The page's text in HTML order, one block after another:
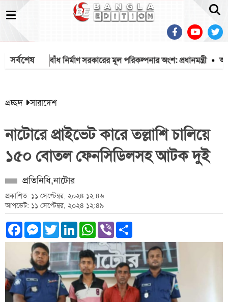
সর্বশেষবেড়িবাঁধ নির্মাণ সরকারের মূল পরিকল্পনার অংশ: প্রধানমন্ত্রী
প্রচ্ছদ সারাদেশ
নাটোরে প্রাইভেট কারে তল্লাশি চালিয়ে
১৫০ বোতল ফেনসিডিলসহ আটক দুই
প্রতিনিধি,নাটোর
প্রকাশিত: ১১ সেপ্টেম্বর, ২০২৪ ১২:৪৬
আপডেট: ১১ সেপ্টেম্বর, ২০২৪ ১২:৪৯
Facebook
Messenger
TwitterLinkedInWhatsApp
Viber